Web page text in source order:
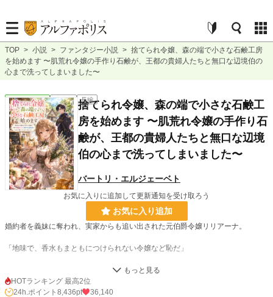
TOP > 小説 > ファンタジー小説 > 捨てられ令嬢、森の端で小さな石鹸工房
を始めます 〜肌荒れ令嬢の手作り石鹸が、王都の貴婦人たちと無口な辺境伯の
心まで洗ってしまいました〜
ファンタジー 連載中 長編
捨てられ令嬢、森の端で小さな石鹸工
房を始めます 〜肌荒れ令嬢の手作り石
鹸が、王都の貴婦人たちと無口な辺境
伯の心まで洗ってしまいました〜
バートリ・エルジェーベト
お気に入りに追加して更新通知を受け取ろう
お気に入り追加
婚約者を義妹に奪われ、実家からも追い出された元伯爵令嬢リリアーナ。
「地味で、香水もまともにつけられない令嬢など恥だ」
そう笑われた彼女には、誰にも認められなかった得意なことがあった。
それは、薬草と油と花の香りを使った、肌に優しい石鹸作り。
HOTランキング 最高2位
24h.ポイント 8,436pt
36,140